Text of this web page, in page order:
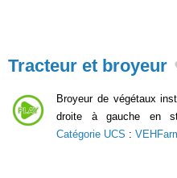
Tracteur et broyeur
Broyeur de végétaux
droite à gauche en
Catégorie UCS :